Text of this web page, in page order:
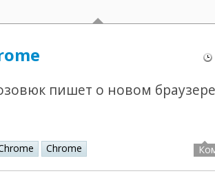
пишет о новом
Chrome